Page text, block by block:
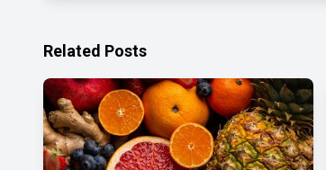
Related Posts